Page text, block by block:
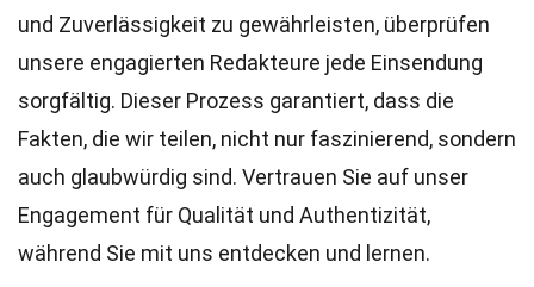
und Zuverlässigkeit zu gewährleisten, überprüfen
unsere engagierten Redakteure jede Einsendung
sorgfältig. Dieser Prozess garantiert, dass die
Fakten, die wir teilen, nicht nur faszinierend, sondern
auch glaubwürdig sind. Vertrauen Sie auf unser
Engagement für Qualität und Authentizität,
während Sie mit uns entdecken und lernen.